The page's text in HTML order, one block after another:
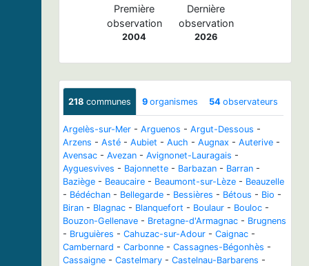
Première
observation
2004
Dernière
observation
2026
218 communes 9 organismes 54 observateurs
Argelès-sur-Mer - Arguenos - Argut-Dessous -
Arzens - Asté - Aubiet - Auch - Augnax - Auterive -
Avensac - Avezan - Avignonet-Lauragais -
Ayguesvives - Bajonnette - Barbazan - Barran -
Baziège - Beaucaire - Beaumont-sur-Lèze - Beauzelle
- Bédéchan - Bellegarde - Bessières - Bétous - Bio -
Biran - Blagnac - Blanquefort - Boulaur - Bouloc -
Bouzon-Gellenave - Bretagne-d'Armagnac - Brugnens
- Bruguières - Cahuzac-sur-Adour - Caignac -
Cambernard - Carbonne - Cassagnes-Bégonhès -
Cassaigne - Castelmary - Castelnau-Barbarens -